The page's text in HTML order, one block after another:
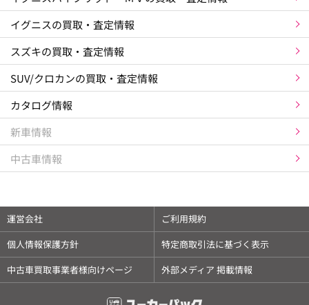
イグニスの買取・査定情報
スズキの買取・査定情報
SUV/クロカンの買取・査定情報
カタログ情報
新車情報
中古車情報
運営会社
ご利用規約
個人情報保護方針
特定商取引法に基づく表示
中古車買取事業者様向けページ
外部メディア 掲載情報